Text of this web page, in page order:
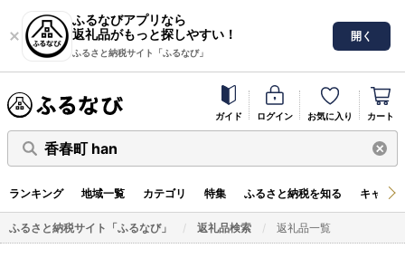
ふるなびアプリなら
返礼品がもっと探しやすい！
ふるさと納税サイト「ふるなび」
開く
ガイド ログイン お気に入り カート
香春町 han
ランキング 地域一覧 カテゴリ 特集 ふるさと納税を知る キャン
ふるさと納税サイト「ふるなび」 返礼品検索 返礼品一覧